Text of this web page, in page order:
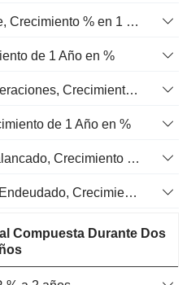
Valor Contable Tangible, Crecimiento % en 1 año
de 1 Año en %
Flujo de Efectivo de Operaciones, Crecimiento de 1 Año en %
de 1 Año en %
Flujo de Caja Libre Apalancado, Crecimiento de 1 Año %
Flujo de Caja Libre No Endeudado, Crecimiento de 1 Año %
Compuesta Durante Dos